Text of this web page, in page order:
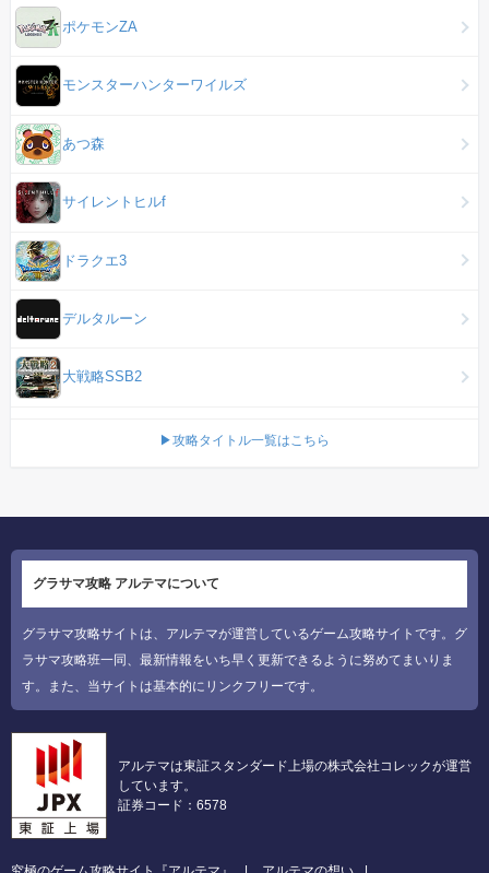
ポケモンZA
モンスターハンターワイルズ
あつ森
サイレントヒルf
ドラクエ3
デルタルーン
大戦略SSB2
▶攻略タイトル一覧はこちら
グラサマ攻略 アルテマについて
グラサマ攻略サイトは、アルテマが運営しているゲーム攻略サイトです。グ
ラサマ攻略班一同、最新情報をいち早く更新できるように努めてまいりま
す。また、当サイトは基本的にリンクフリーです。
アルテマは東証スタンダード上場の株式会社コレックが運営
しています。
証券コード：6578